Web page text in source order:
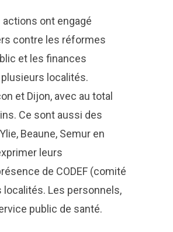
ont engagé
contre les réformes
et les finances
localités.
et Dijon, avec au total
Ce sont aussi des
Beaune, Semur en
leurs
de CODEF (comité
Les personnels,
public de santé.